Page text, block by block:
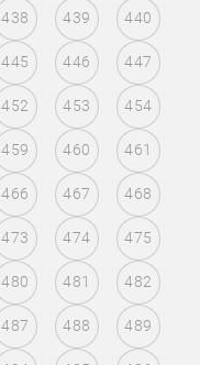
438 439 440
445 446 447
452 453 454
459 460 461
466 467 468
473 474 475
480 481 482
487 488 489